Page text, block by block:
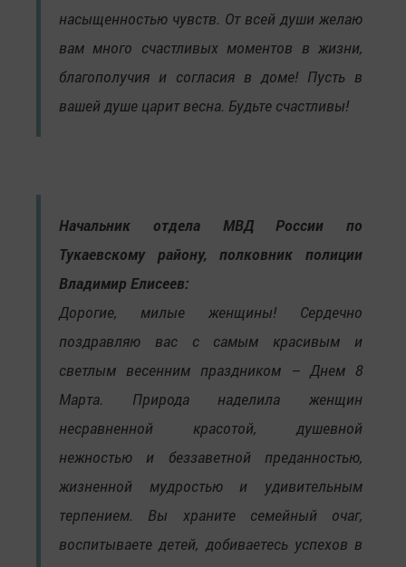
насыщенностью чувств. От всей души желаю
вам много счастливых моментов в жизни,
благополучия и согласия в доме! Пусть в
вашей душе царит весна. Будьте счастливы!
Начальник отдела МВД России по
Тукаевскому району, полковник полиции
Владимир Елисеев:
Дорогие, милые женщины! Сердечно
поздравляю вас с самым красивым и
светлым весенним праздником – Днем 8
Марта. Природа наделила женщин
несравненной красотой, душевной
нежностью и беззаветной преданностью,
жизненной мудростью и удивительным
терпением. Вы храните семейный очаг,
воспитываете детей, добиваетесь успехов в